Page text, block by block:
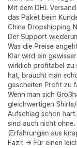
Mit dem DHL
das Paket beim
China Dropshipping
Der Support
Was die Preise
Klar wird ein
wirklich profitabel zu
hat, braucht man
gescheiten Profit zu
Wenn man sich
gleichwertigen
Aufschlag schon
sind auch nicht ohne.
(Erfahrungen aus
Fazit -> Für einen